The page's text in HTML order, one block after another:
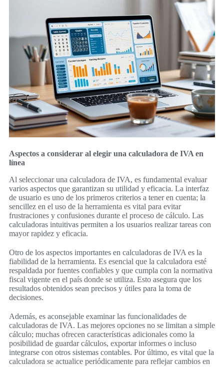
Aspectos a considerar al elegir una calculadora de IVA en
línea
Al seleccionar una calculadora de IVA, es fundamental evaluar
varios aspectos que garantizan su utilidad y eficacia. La interfaz
de usuario es uno de los primeros criterios a tener en cuenta; la
sencillez en el uso de la herramienta es vital para evitar
frustraciones y confusiones durante el proceso de cálculo. Las
calculadoras intuitivas permiten a los usuarios realizar tareas con
mayor rapidez y eficacia.
Otro de los aspectos importantes en calculadoras de IVA es la
fiabilidad de la herramienta. Es esencial que la calculadora esté
respaldada por fuentes confiables y que cumpla con la normativa
fiscal vigente en el país donde se utiliza. Esto asegura que los
resultados obtenidos sean precisos y útiles para la toma de
decisiones.
Además, es aconsejable examinar las funcionalidades de
calculadoras de IVA. Las mejores opciones no se limitan a simple
cálculo; muchas ofrecen características adicionales como la
posibilidad de guardar cálculos, exportar informes o incluso
integrarse con otros sistemas contables. Por último, es vital que la
calculadora se actualice periódicamente para reflejar cambios en